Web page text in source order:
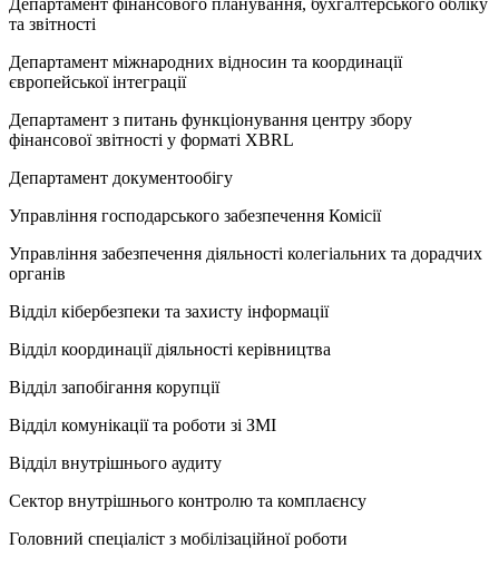
Департамент фінансового планування, бухгалтерського обліку
та звітності
Департамент міжнародних відносин та координації
європейської інтеграції
Департамент з питань функціонування центру збору
фінансової звітності у форматі ХВRL
Департамент документообігу
Управління господарського забезпечення Комісії
Управління забезпечення діяльності колегіальних та дорадчих
органів
Відділ кібербезпеки та захисту інформації
Відділ координації діяльності керівництва
Відділ запобігання корупції
Відділ комунікації та роботи зі ЗМІ
Відділ внутрішнього аудиту
Сектор внутрішнього контролю та комплаєнсу
Головний спеціаліст з мобілізаційної роботи